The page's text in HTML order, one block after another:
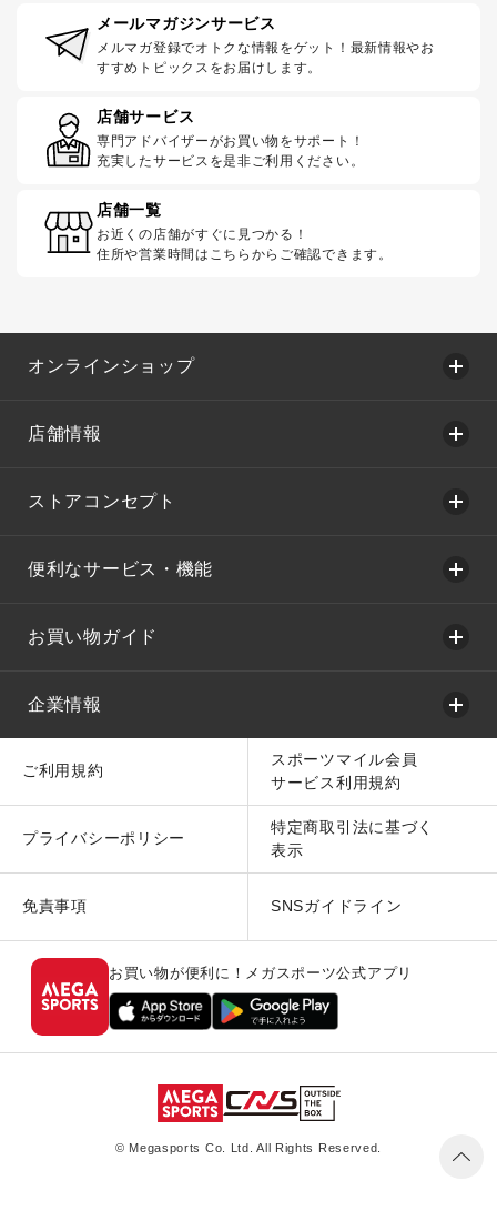
メールマガジンサービス
メルマガ登録でオトクな情報をゲット！最新情報やお
すすめトピックスをお届けします。
店舗サービス
専門アドバイザーがお買い物をサポート！
充実したサービスを是非ご利用ください。
店舗一覧
お近くの店舗がすぐに見つかる！
住所や営業時間はこちらからご確認できます。
オンラインショップ
店舗情報
ストアコンセプト
便利なサービス・機能
お買い物ガイド
企業情報
ご利用規約
スポーツマイル会員
サービス利用規約
プライバシーポリシー
特定商取引法に基づく
表示
免責事項 SNSガイドライン
お買い物が便利に！メガスポーツ公式アプリ
© Megasports Co. Ltd. All Rights Reserved.